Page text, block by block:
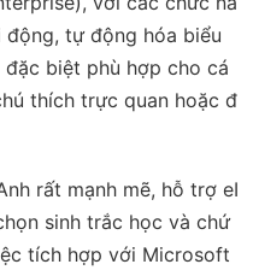
tự động hóa biểu
biệt phù hợp cho cá
thích trực quan hoặc đ
rất mạnh mẽ, hỗ trợ eI
sinh trắc học và chứ
tích hợp với Microsoft